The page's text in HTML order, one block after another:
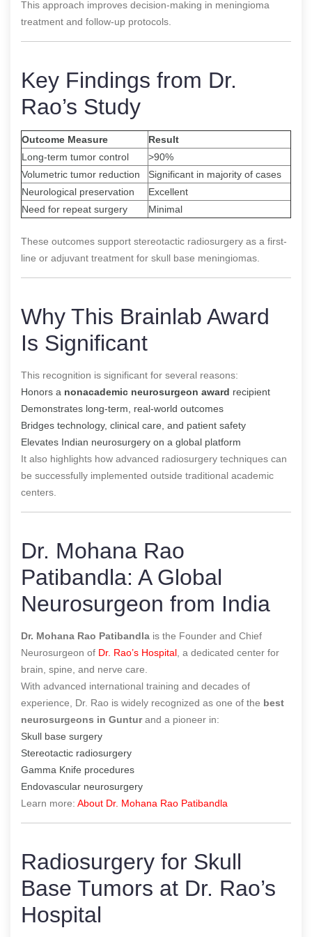
This approach improves decision-making in meningioma
treatment and follow-up protocols.
Key Findings from Dr.
Rao’s Study
Outcome Measure
Result
Long-term tumor control
>90%
Volumetric tumor reduction
Significant in majority of cases
Neurological preservation
Excellent
Need for repeat surgery
Minimal
These outcomes support stereotactic radiosurgery as a first-
line or adjuvant treatment for skull base meningiomas.
Why This Brainlab Award
Is Significant
This recognition is significant for several reasons:
Honors a nonacademic neurosurgeon award recipient
Demonstrates long-term, real-world outcomes
Bridges technology, clinical care, and patient safety
Elevates Indian neurosurgery on a global platform
It also highlights how advanced radiosurgery techniques can
be successfully implemented outside traditional academic
centers.
Dr. Mohana Rao
Patibandla: A Global
Neurosurgeon from India
Dr. Mohana Rao Patibandla is the Founder and Chief
Neurosurgeon of Dr. Rao’s Hospital , a dedicated center for
brain, spine, and nerve care.
With advanced international training and decades of
experience, Dr. Rao is widely recognized as one of the best
neurosurgeons in Gunturand a pioneer in:
Skull base surgery
Stereotactic radiosurgery
Gamma Knife procedures
Endovascular neurosurgery
Learn more: About Dr. Mohana Rao Patibandla
Radiosurgery for Skull
Base Tumors at Dr. Rao’s
Hospital